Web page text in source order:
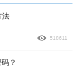
法
518611
？